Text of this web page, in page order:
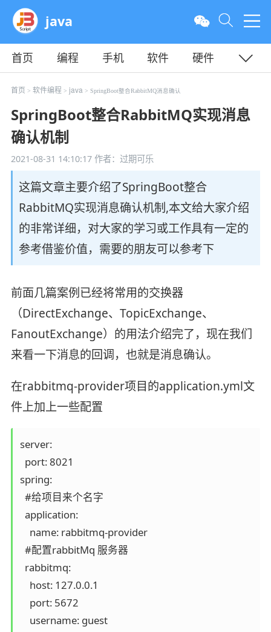
java
首页 编程 手机 软件
硬件
教程
平面 服务器
首页 > 软件编程 > java> SpringBoot整合RabbitMQ消息确认
SpringBoot整合RabbitMQ实现消息
确认机制
2021-08-31 14:10:17作者：过期可乐
这篇文章主要介绍了SpringBoot整合
RabbitMQ实现消息确认机制,本文给大家介绍
的非常详细，对大家的学习或工作具有一定的
参考借鉴价值，需要的朋友可以参考下
前面几篇案例已经将常用的交换器
（DirectExchange、TopicExchange、
FanoutExchange）的用法介绍完了，现在我们
来看一下消息的回调，也就是消息确认。
在rabbitmq-provider项目的application.yml文
件上加上一些配置
server:
  port: 8021
spring:
  #给项目来个名字
  application:
    name: rabbitmq-provider
  #配置rabbitMq 服务器
  rabbitmq:
    host: 127.0.0.1
    port: 5672
    username: guest